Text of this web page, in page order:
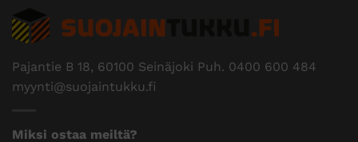
Pajantie B 18, 60100 Seinäjoki Puh. 0400 600 484
myynti@suojaintukku.fi
Miksi ostaa meiltä?